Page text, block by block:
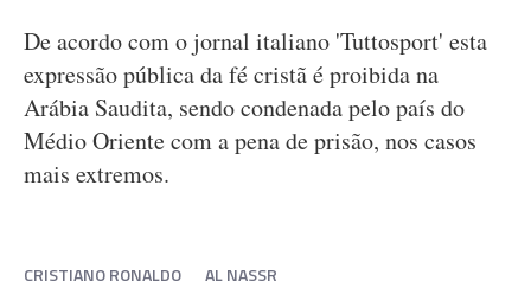
De acordo com o jornal italiano 'Tuttosport' esta
expressão pública da fé cristã é proibida na
Arábia Saudita, sendo condenada pelo país do
Médio Oriente com a pena de prisão, nos casos
mais extremos.
CRISTIANO RONALDO AL NASSR